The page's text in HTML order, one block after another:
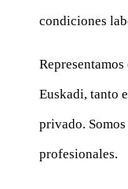
condiciones
Euskadi, tanto
privado.
profesionales.